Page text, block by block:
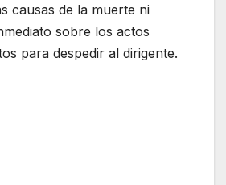
causas de la muerte ni
sobre los actos
para despedir al dirigente.